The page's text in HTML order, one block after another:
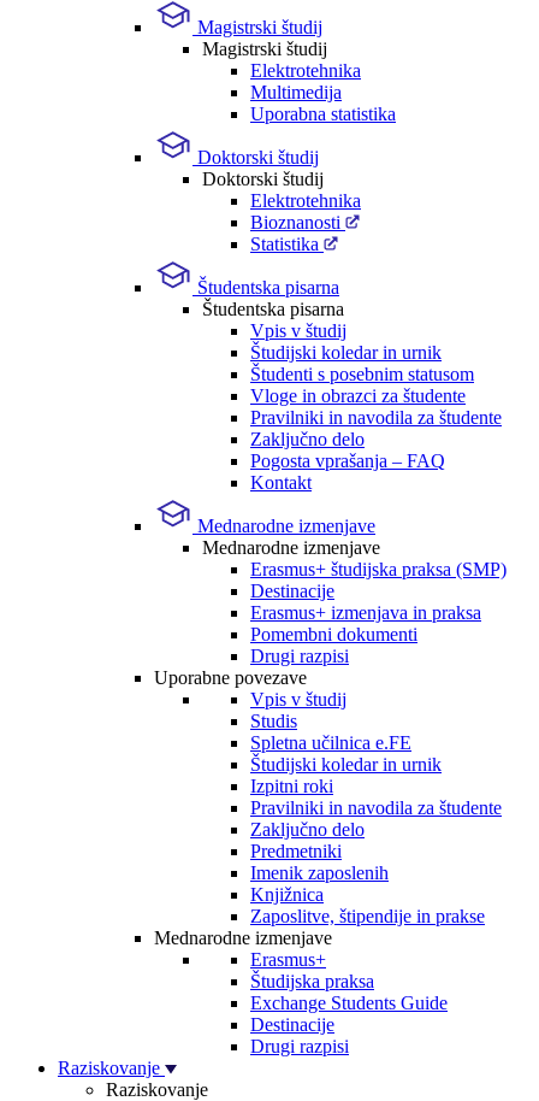
Magistrski študij
Magistrski študij
Elektrotehnika
Multimedija
Uporabna statistika
Doktorski študij
Doktorski študij
Elektrotehnika
Bioznanosti
Statistika
Študentska pisarna
Študentska pisarna
Vpis v študij
Študijski koledar in urnik
Študenti s posebnim statusom
Vloge in obrazci za študente
Pravilniki in navodila za študente
Zaključno delo
Pogosta vprašanja – FAQ
Kontakt
Mednarodne izmenjave
Mednarodne izmenjave
Erasmus+ študijska praksa (SMP)
Destinacije
Erasmus+ izmenjava in praksa
Pomembni dokumenti
Drugi razpisi
Uporabne povezave
Vpis v študij
Studis
Spletna učilnica e.FE
Študijski koledar in urnik
Izpitni roki
Pravilniki in navodila za študente
Zaključno delo
Predmetniki
Imenik zaposlenih
Knjižnica
Zaposlitve, štipendije in prakse
Mednarodne izmenjave
Erasmus+
Študijska praksa
Exchange Students Guide
Destinacije
Drugi razpisi
Raziskovanje
Raziskovanje